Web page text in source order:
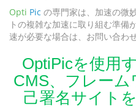
Opti Pic の専門家は、加速の微
トの複雑な加速に取り組む準備
速が必要な場合は、お問い合わ
OptiPicを使用
CMS、フレー
己署名サイト